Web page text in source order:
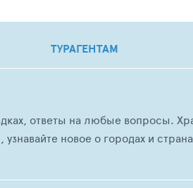
ТУРАГЕНТАМ
ответы на любые вопросы.
новое о городах и